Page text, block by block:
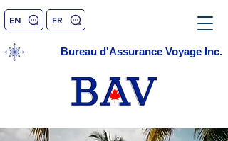
Bureau d'Assurance Voyage Inc.
EN FR